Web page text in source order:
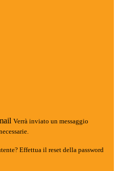
Verrà inviato un messaggio
Effettua il reset della password